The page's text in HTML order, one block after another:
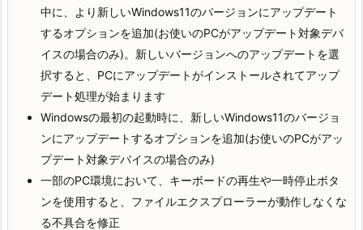
中に、より新しいWindows11のバージョンにアップデート
するオプションを追加(お使いのPCがアップデート対象デバ
イスの場合のみ)。新しいバージョンへのアップデートを選
択すると、PCにアップデートがインストールされてアップ
デート処理が始まります
Windowsの最初の起動時に、新しいWindows11のバージョ
ンにアップデートするオプションを追加(お使いのPCがアッ
プデート対象デバイスの場合のみ)
一部のPC環境において、キーボードの再生や一時停止ボタ
ンを使用すると、ファイルエクスプローラーが動作しなくな
る不具合を修正